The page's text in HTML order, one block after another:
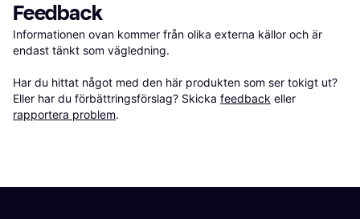
Feedback
Informationen ovan kommer från olika externa källor och är
endast tänkt som vägledning.
Har du hittat något med den här produkten som ser tokigt ut?
Eller har du förbättringsförslag? Skicka feedback eller
rapportera problem.